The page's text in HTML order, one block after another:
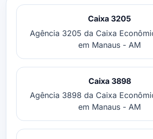
Caixa 3205
Agência 3205 da Caixa
em Manaus - AM
Caixa 3898
Agência 3898 da Caixa
em Manaus - AM